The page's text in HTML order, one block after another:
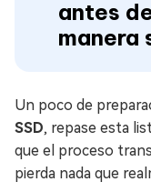
antes
manera
Un poco de
SSD, repase esta
que el proceso
pierda nada que